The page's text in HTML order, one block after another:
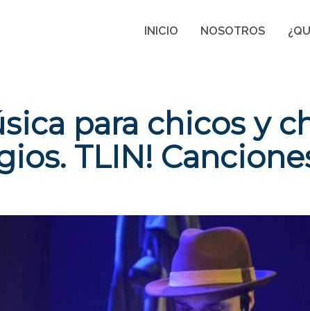
INICIO NOSOTROS
para chicos y
TLIN!